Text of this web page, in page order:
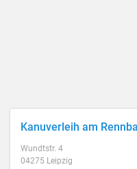
Kanuverleih am
Wundtstr. 4
04275 Leipzig